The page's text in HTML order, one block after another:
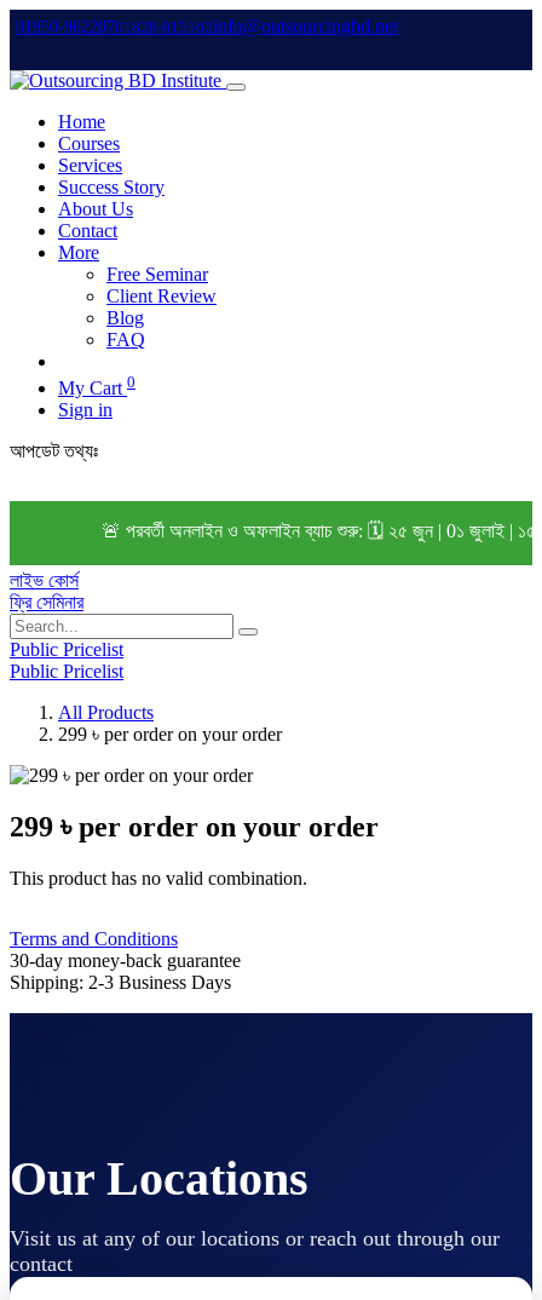
01950-96220701828-015102info@outsourcingbd.net
Home
Courses
Services
Success Story
About Us
Contact
More
Free Seminar
Client Review
Blog
FAQ
My Cart 0
Sign in
আপডেট তথ্যঃ
🚨 পরবর্তী অনলাইন ও অফলাইন ব্যাচ শুরু: 🗓️ ২৫ জুন | 0১ জুলাই | ১৫
লাইভ কোর্স
ফ্রি সেমিনার
Public Pricelist
Public Pricelist
All Products
299 ৳ per order on your order
299 ৳ per order on your order
This product has no valid combination.
Terms and Conditions
30-day money-back guarantee
Shipping: 2-3 Business Days
Our Locations
Visit us at any of our locations or reach out through our
contact